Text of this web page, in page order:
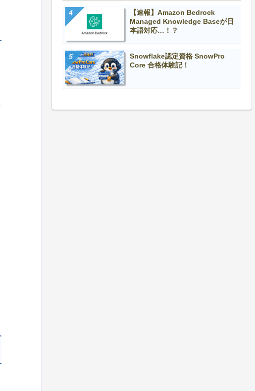
【速報】Amazon Bedrock
Managed Knowledge Baseが日
本語対応…！？
Snowflake認定資格 SnowPro
Core 合格体験記！